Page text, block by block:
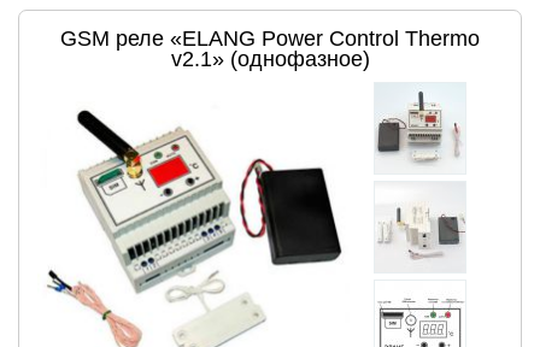
GSM реле «ELANG Power Control Thermo
v2.1» (однофазное)